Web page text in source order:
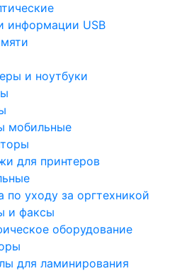
информации USB
и ноутбуки
мобильные
для принтеров
по уходу за оргтехникой
и факсы
оборудование
для ламинирования